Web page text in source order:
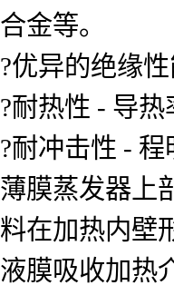
合金等。
?优异的绝缘
?耐热性 - 导
?耐冲击性 -
薄膜蒸发器上
料在加热内壁
液膜吸收加热